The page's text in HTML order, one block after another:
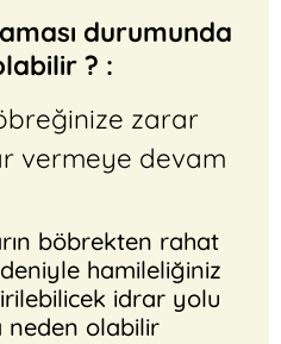
durumunda
? :
zarar
vermeye devam
böbrekten rahat
hamileliğiniz
idrar yolu
neden olabilir